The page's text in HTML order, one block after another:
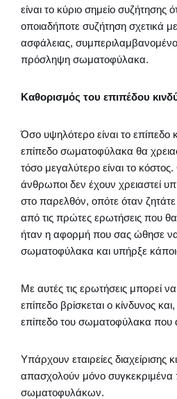
είναι το κύριο σημείο συζήτησης
οποιαδήποτε συζήτηση σχετικά με
ασφάλειας,
πρόσληψη σωματοφύλακα.
Καθορισμός του επιπέδου
Όσο υψηλότερο είναι το επίπεδο
επίπεδο σωματοφύλακα θα
τόσο μεγαλύτερο είναι το κόστος.
άνθρωποι δεν έχουν χρειαστεί
στο παρελθόν, οπότε όταν
από τις πρώτες ερωτήσεις που
ήταν η αφορμή που σας ώθησε
σωματοφύλακα και υπήρξε
Με αυτές τις ερωτήσεις μπορεί
επίπεδο βρίσκεται ο κίνδυνος
επίπεδο του σωματοφύλακα που
Υπάρχουν εταιρείες διαχείρισης
απασχολούν μόνο συγκεκριμένα
σωματοφυλάκων.